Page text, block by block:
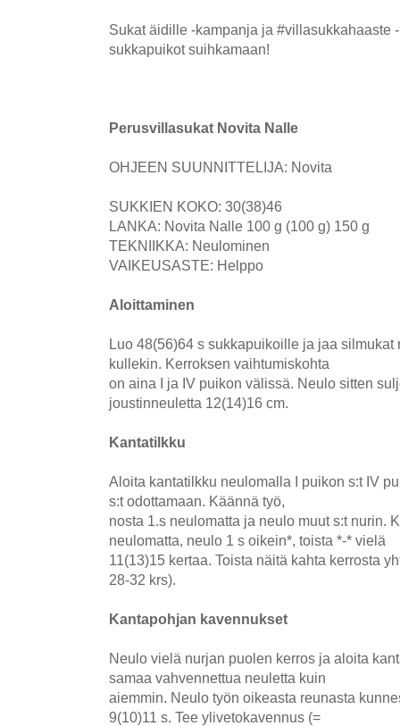
Sukat äidille -kampanja ja #villasukkahaaste
sukkapuikot suihkamaan!
Perusvillasukat Novita Nalle
OHJEEN SUUNNITTELIJA: Novita
SUKKIEN KOKO: 30(38)46
LANKA: Novita Nalle 100 g (100 g) 150 g
TEKNIIKKA: Neulominen
VAIKEUSASTE: Helppo
Aloittaminen
Luo 48(56)64 s sukkapuikoille ja jaa
kullekin. Kerroksen vaihtumiskohta
on aina I ja IV puikon välissä. Neulo sitten
joustinneuletta 12(14)16 cm.
Kantatilkku
Aloita kantatilkku neulomalla I puikon s:t IV
s:t odottamaan. Käännä työ,
nosta 1.s neulomatta ja neulo muut s:t nurin.
neulomatta, neulo 1 s oikein*, toista *-* vielä
11(13)15 kertaa. Toista näitä kahta kerrosta
28-32 krs).
Kantapohjan kavennukset
Neulo vielä nurjan puolen kerros ja aloita
samaa vahvennettua neuletta kuin
aiemmin. Neulo työn oikeasta reunasta
9(10)11 s. Tee ylivetokavennus (=